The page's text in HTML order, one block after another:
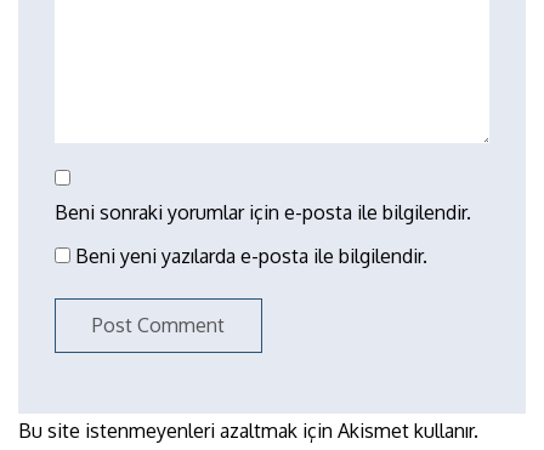
Beni sonraki yorumlar için e-posta ile bilgilendir.
Beni yeni yazılarda e-posta ile bilgilendir.
Bu site istenmeyenleri azaltmak için Akismet kullanır.